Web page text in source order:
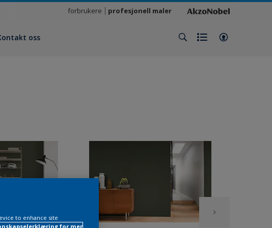
forbrukere profesjonell maler
oss
to enhance site
for mer